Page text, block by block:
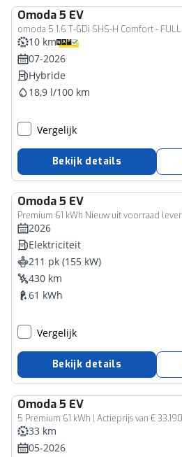
Omoda5 EV
10 km
07-2026
Hybride
18,9 l/100 km
Vergelijk
Bekijk details
Omoda5 EV
Premium 61 kWh Nieuw uit voorraad
2026
Elektriciteit
211 pk (155 kW)
430 km
61 kWh
Vergelijk
Bekijk details
Omoda5 EV
5 Premium 61 kWh | Actieprijs van €
33 km
05-2026